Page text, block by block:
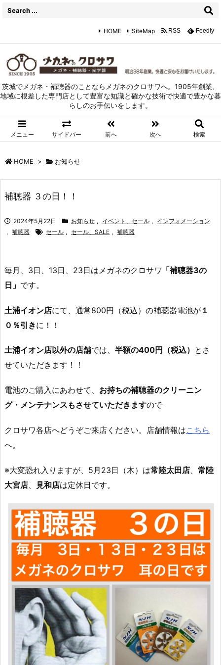
茨城でメガネ・補聴器のことならメガネのクロサワへ。1905年創業、
地域に根差した専門店として豊富な知識と確かな技術で快適で豊かな暮
らしのお手伝いをします。
メニュー サイドバー 前へ 次へ 検索
HOME SiteMap RSS Feedly
HOME > お知らせ
補聴器 ３の日！！
2024年5月22日 お知らせ , イベント、セール ,
インフォメーション
, 補聴器 セール , セール、SALE , 補聴器
毎月、3日、13日、23日はメガネのクロサワ 「補聴器3の
日」 です。
土浦イオン店にて、通常800円（税込）の補聴器電池が １
０％引きに！！
土浦イオン店以外の店舗では、 半額の400円（税込） とさ
せていただきます！！
電池のご購入にあわせて、 お持ちの補聴器のクリーニン
グ・メンテナンスもさせていただきますので
クロサワ各店へどうぞご来店ください。店舗情報はこちら
へ。
※大変恐れ入りますが、5月23日（木）は常陸太田店
常陸
大宮店
見和店は定休日です。